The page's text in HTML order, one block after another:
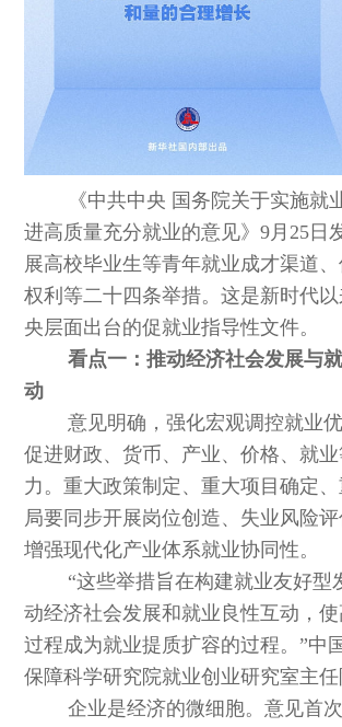
《中共中央 国务院关于实施就
进高质量充分就业的意见》9月25日
展高校毕业生等青年就业成才渠道
权利等二十四条举措。这是新时代
央层面出台的促就业指导性文件。
看点一：推动经济社会发展与
动
意见明确，强化宏观调控就业
促进财政、货币、产业、价格、就
力。重大政策制定、重大项目确定
局要同步开展岗位创造、失业风险
增强现代化产业体系就业协同性。
“这些举措旨在构建就业友好型
动经济社会发展和就业良性互动，
过程成为就业提质扩容的过程。”中
保障科学研究院就业创业研究室主任
企业是经济的微细胞。意见首